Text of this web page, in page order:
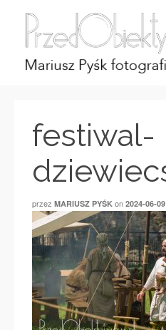
festiwal-
przez MARIUSZ PYŚK on 2024-06-09